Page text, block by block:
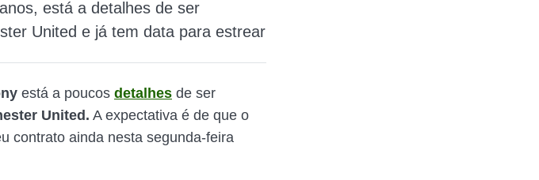
está a detalhes de ser
United e já tem data para estrear
está a poucos detalhes de ser
United. A expectativa é de que o
contrato ainda nesta segunda-feira